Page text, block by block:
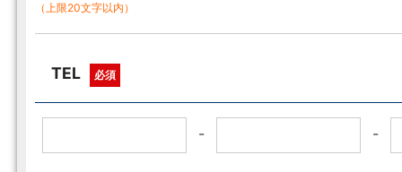
（上限20文字以内）
TEL 必須
- -